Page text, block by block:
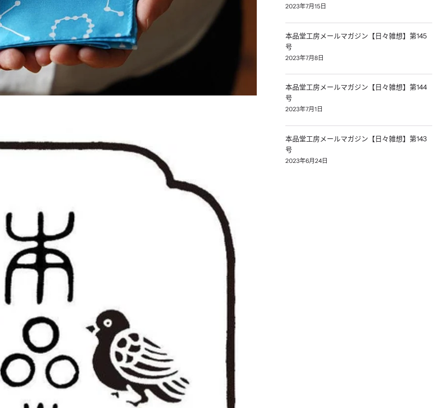
2023年7月15日
本品堂工房メールマガジン【日々雑想】第145
号
2023年7月8日
本品堂工房メールマガジン【日々雑想】第144
号
2023年7月1日
本品堂工房メールマガジン【日々雑想】第143
号
2023年6月24日